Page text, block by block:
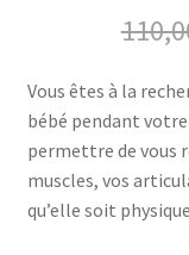
Vous êtes à la
bébé pendant votre
permettre de vous
muscles, vos
qu’elle soit